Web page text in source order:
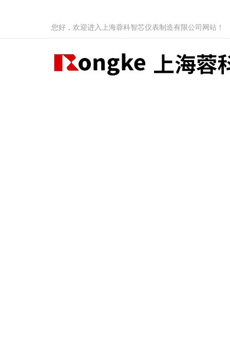
您好，欢迎进入上海蓉科智芯仪表制造有限公司网站！